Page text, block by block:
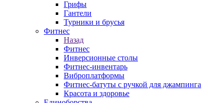
Грифы
Гантели
Турники и брусья
Фитнес
Назад
Фитнес
Инверсионные столы
Фитнес-инвентарь
Виброплатформы
Фитнес-батуты с ручкой для джампинга
Красота и здоровье